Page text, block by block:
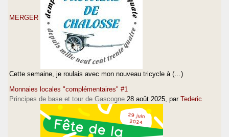
MERGER
Cette semaine, je roulais avec mon nouveau tricycle à (…)
Monnaies locales "complémentaires" #1
Principes de base et tour de Gascogne 28 août 2025 , par Tederic